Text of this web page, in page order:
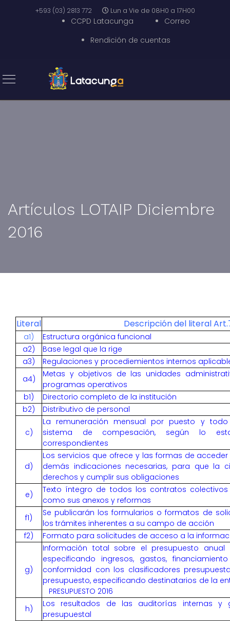
+593 (03) 2813 772 Lun a Vie de 08H0 a 17H00
CCPD Latacunga
Correo
Rendición de cuentas
Artículos LOTAIP Diciembre
2016
Literal Descripción del literal
a1)
Estructura orgánica funcional
a2)
Base legal que la rige
a3)
Regulaciones y procediemientos internos
a4)
Metas y objetivos de las unidades
programas operativos
b1)
Directorio completo de la institución
b2)
Distributivo de personal
c)
La remuneración mensual por puesto y
sistema de compesación, según lo
correspondientes
d)
Los servicios que ofrece y las formas de
demás indicaciones necesarias, para que la
derechos y cumplir sus obligaciones
e)
Texto íntegro de todos los contratos
como sus anexos y reformas
f1)
Se publicarán los formularios o formatos de
los trámites inherentes a su campo de acción
f2)
Formato para solicitudes de acceso a la
g)
Información total sobre el presupuesto anual
especificando ingresos, gastos,
conformidad con los clasificadores
presupuesto, especificando destinatarios de la
PRESUPUESTO 2016
h)
Los resultados de las auditorías internas y
presupuestal